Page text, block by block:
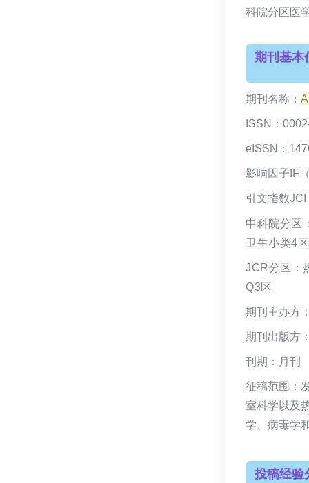
科院分区医
期刊基本
期刊名称：
ISSN：
eISSN：
影响因子IF
引文指数
中科院分区
卫生小类4区
JCR分区：
Q3区
期刊主办方
期刊出版方
刊期：月刊
征稿范围：
室科学 以及
学、病毒学
投稿经验